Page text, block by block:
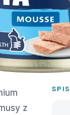
z